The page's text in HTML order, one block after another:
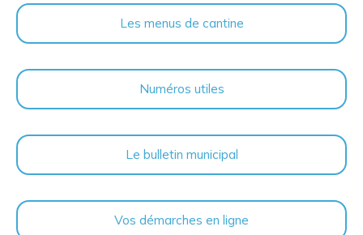
Les menus de cantine
Numéros utiles
Le bulletin municipal
Vos démarches en ligne